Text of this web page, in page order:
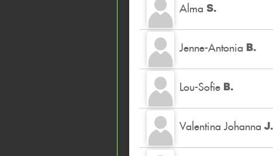
Alma S.
Jenne-Antonia B.
Lou-Sofie B.
Valentina Johanna J.